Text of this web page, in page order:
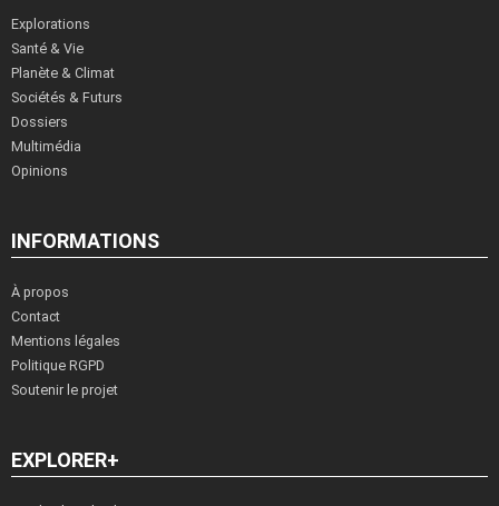
Explorations
Santé & Vie
Planète & Climat
Sociétés & Futurs
Dossiers
Multimédia
Opinions
INFORMATIONS
À propos
Contact
Mentions légales
Politique RGPD
Soutenir le projet
EXPLORER+